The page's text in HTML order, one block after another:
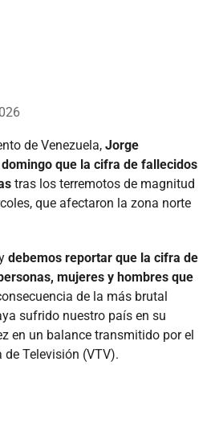
de Venezuela, Jorge
que la cifra de fallecidos
tras los terremotos de magnitud
que afectaron la zona norte
debemos reportar que la cifra de
mujeres y hombres que
de la más brutal
sufrido nuestro país en su
en un balance transmitido por el
Televisión (VTV).